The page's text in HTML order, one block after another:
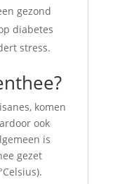
gezond
diabetes
stress.
komen
ook
is
gezet